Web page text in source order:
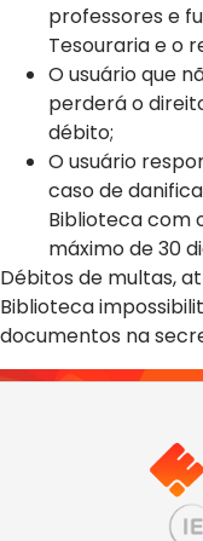
professores e
Tesouraria e o
O usuário que
perderá o
débito;
O usuário
caso de
Biblioteca com
máximo de 30
Débitos de multas,
Biblioteca
documentos na